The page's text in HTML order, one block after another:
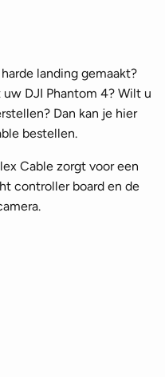
landing gemaakt?
DJI Phantom 4? Wilt u
Dan kan je hier
bestellen.
Cable zorgt voor een
controller board en de